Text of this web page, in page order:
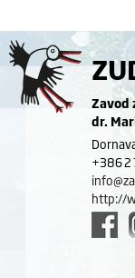
Zavod
dr.
+386 2
http://